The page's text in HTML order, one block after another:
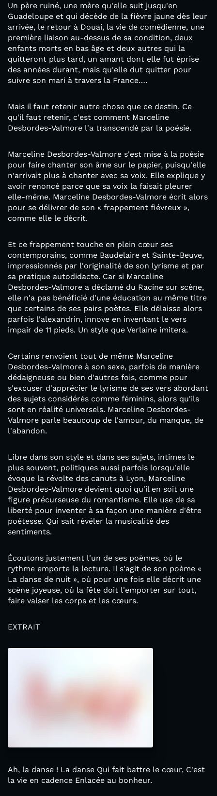
Un père ruiné, une mère qu'elle suit jusqu'en
Guadeloupe et qui décède de la fièvre jaune dès leur
arrivée, le retour à Douai, la vie de comédienne, une
première liaison au-dessus de sa condition, deux
enfants morts en bas âge et deux autres qui la
quitteront plus tard, un amant dont elle fut éprise
des années durant, mais qu'elle dut quitter pour
suivre son mari à travers la France….
Mais il faut retenir autre chose que ce destin. Ce
qu'il faut retenir, c'est comment Marceline
Desbordes-Valmore l'a transcendé par la poésie.
Marceline Desbordes-Valmore s'est mise à la poésie
pour faire chanter son âme sur le papier, puisqu'elle
n'arrivait plus à chanter avec sa voix. Elle explique y
avoir renoncé parce que sa voix la faisait pleurer
elle-même. Marceline Desbordes-Valmore écrit alors
pour se délivrer de son « frappement fiévreux »,
comme elle le décrit.
Et ce frappement touche en plein cœur ses
contemporains, comme Baudelaire et Sainte-Beuve,
impressionnés par l'originalité de son lyrisme et par
sa pratique autodidacte. Car si Marceline
Desbordes-Valmore a déclamé du Racine sur scène,
elle n'a pas bénéficié d'une éducation au même titre
que certains de ses pairs poètes. Elle délaisse alors
parfois l'alexandrin, innove en inventant le vers
impair de 11 pieds. Un style que Verlaine imitera.
Certains renvoient tout de même Marceline
Desbordes-Valmore à son sexe, parfois de manière
dédaigneuse ou bien d'autres fois, comme pour
s'excuser d'apprécier le lyrisme de ses vers abordant
des sujets considérés comme féminins, alors qu'ils
sont en réalité universels. Marceline Desbordes-
Valmore parle beaucoup de l'amour, du manque, de
l'abandon.
Libre dans son style et dans ses sujets, intimes le
plus souvent, politiques aussi parfois lorsqu'elle
évoque la révolte des canuts à Lyon, Marceline
Desbordes-Valmore devient quoi qu'il en soit une
figure précurseuse du romantisme. Elle use de sa
liberté pour inventer à sa façon une manière d'être
poétesse. Qui sait révéler la musicalité des
sentiments.
Écoutons justement l'un de ses poèmes, où le
rythme emporte la lecture. Il s'agit de son poème «
La danse de nuit », où pour une fois elle décrit une
scène joyeuse, où la fête doit l'emporter sur tout,
faire valser les corps et les cœurs.
EXTRAIT
Ah, la danse ! La danse Qui fait battre le cœur, C'est
la vie en cadence Enlacée au bonheur.